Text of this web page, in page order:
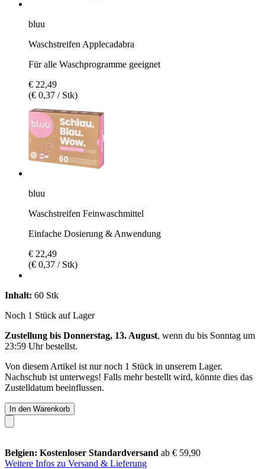
bluu
Waschstreifen Applecadabra
Für alle Waschprogramme geeignet
€ 22,49
(€ 0,37 / Stk)
bluu
Waschstreifen Feinwaschmittel
Einfache Dosierung & Anwendung
€ 22,49
(€ 0,37 / Stk)
Inhalt: 60 Stk
Noch 1 Stück auf Lager
Zustellung bis Donnerstag, 13. August, wenn du bis Sonntag um
23:59 Uhrbestellst.
Von diesem Artikel ist nur noch 1 Stück in unserem Lager.
Nachschub ist unterwegs! Falls mehr bestellt wird, könnte dies das
Zustelldatum beeinflussen.
In den Warenkorb
Belgien: Kostenloser Standardversand ab € 59,90
Weitere Infos zu Versand & Lieferung